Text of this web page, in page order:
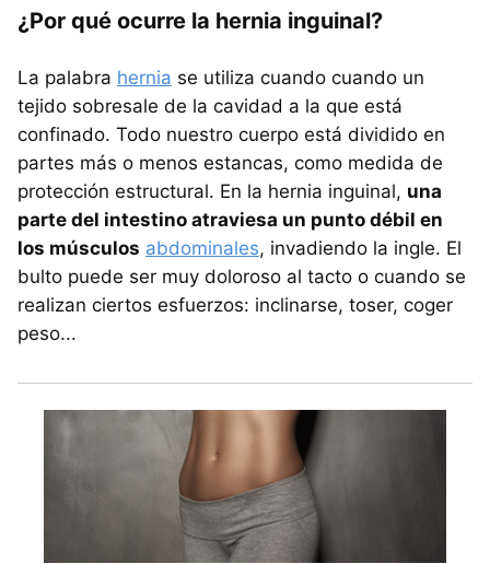
¿Por qué ocurre la hernia inguinal?
La palabra hernia se utiliza cuando cuando un
tejido sobresale de la cavidad a la que está
confinado. Todo nuestro cuerpo está dividido en
partes más o menos estancas, como medida de
protección estructural. En la hernia inguinal, una
parte del intestino atraviesa un punto débil en
los músculos abdominales, invadiendo la ingle. El
bulto puede ser muy doloroso al tacto o cuando se
realizan ciertos esfuerzos: inclinarse, toser, coger
peso...